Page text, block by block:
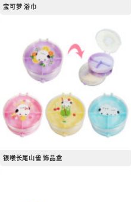
宝可梦 浴巾
银喉长尾山雀 饰品盒